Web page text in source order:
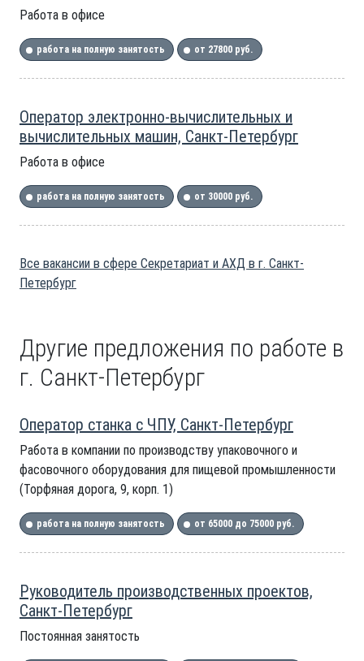
Работа в офисе
работа на полную занятость от 27800 руб.
Оператор электронно-вычислительных и
вычислительных машин, Санкт-Петербург
Работа в офисе
работа на полную занятость от 30000 руб.
Все вакансии в сфере Секретариат и АХД в г. Санкт-
Петербург
Другие предложения по работе в
г. Санкт-Петербург
Оператор станка с ЧПУ, Санкт-Петербург
Работа в компании по производству упаковочного и
фасовочного оборудования для пищевой промышленности
(Торфяная дорога, 9, корп. 1)
работа на полную занятость от 65000 до 75000 руб.
Руководитель производственных проектов,
Санкт-Петербург
Постоянная занятость